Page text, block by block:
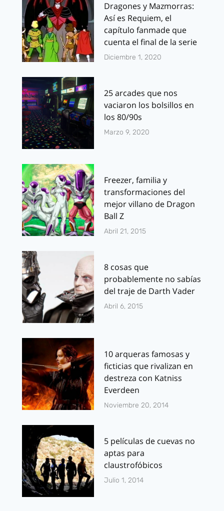
Dragones y Mazmorras:
Así es Requiem, el
capítulo fanmade que
cuenta el final de la serie
Diciembre 1, 2020
25 arcades que nos
vaciaron los bolsillos en
los 80/90s
Marzo 9, 2020
Freezer, familia y
transformaciones del
mejor villano de Dragon
Ball Z
Abril 21, 2015
8 cosas que
probablemente no sabías
del traje de Darth Vader
Abril 6, 2015
10 arqueras famosas y
ficticias que rivalizan en
destreza con Katniss
Everdeen
Noviembre 20, 2014
5 películas de cuevas no
aptas para
claustrofóbicos
Julio 1, 2014